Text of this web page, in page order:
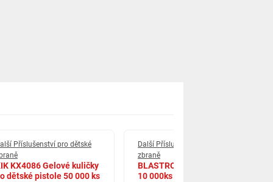
Příslušenství pro dětské
KX4086 Gelové kuličky
dětské pistole 50 000 ks
Další Příslušenství pro dětské
zbraně
BLASTRO Gelové Kuličky -
10 000ks